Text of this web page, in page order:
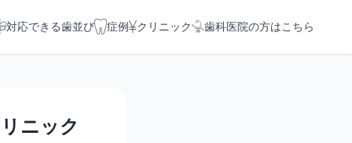
対応できる歯並び 症例 クリニック 歯科医院の方はこちら
ニック